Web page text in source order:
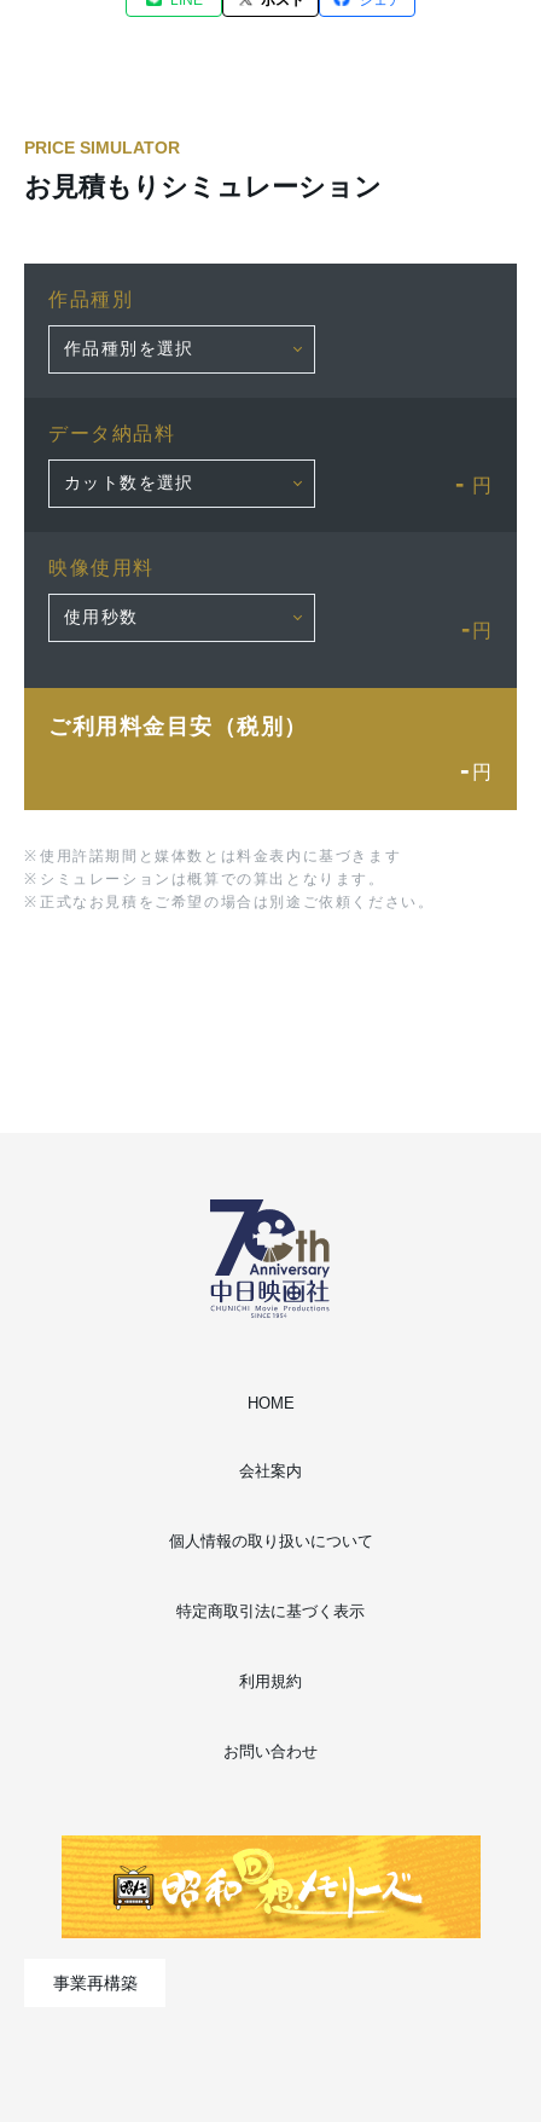
PRICE SIMULATOR
お見積もりシミュレーション
作品種別
データ納品料
- 円
映像使用料
- 円
ご利用料金目安（税別）
- 円
※ 使用許諾期間と媒体数とは料金表内に基づきます
※ シミュレーションは概算での算出となります。
※ 正式なお見積をご希望の場合は別途ご依頼ください。
HOME
会社案内
個人情報の取り扱いについて
特定商取引法に基づく表示
利用規約
お問い合わせ
事業再構築